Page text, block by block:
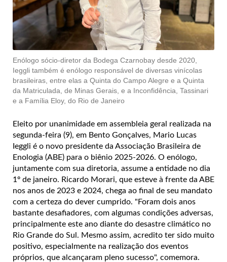
Enólogo sócio-diretor da Bodega Czarnobay desde 2020,
Ieggli também é enólogo responsável de diversas vinícolas
brasileiras, entre elas a Quinta do Campo Alegre e a Quinta
da Matriculada, de Minas Gerais, e a Inconfidência, Tassinari
e a Família Eloy, do Rio de Janeiro
Eleito por unanimidade em assembleia geral realizada na
segunda-feira (9), em Bento Gonçalves, Mario Lucas
Ieggli é o novo presidente da Associação Brasileira de
Enologia (ABE) para o biênio 2025-2026. O enólogo,
juntamente com sua diretoria, assume a entidade no dia
1º de janeiro. Ricardo Morari, que esteve à frente da ABE
nos anos de 2023 e 2024, chega ao final de seu mandato
com a certeza do dever cumprido. "Foram dois anos
bastante desafiadores, com algumas condições adversas,
principalmente este ano diante do desastre climático no
Rio Grande do Sul. Mesmo assim, acredito ter sido muito
positivo, especialmente na realização dos eventos
próprios, que alcançaram pleno sucesso", comemora.